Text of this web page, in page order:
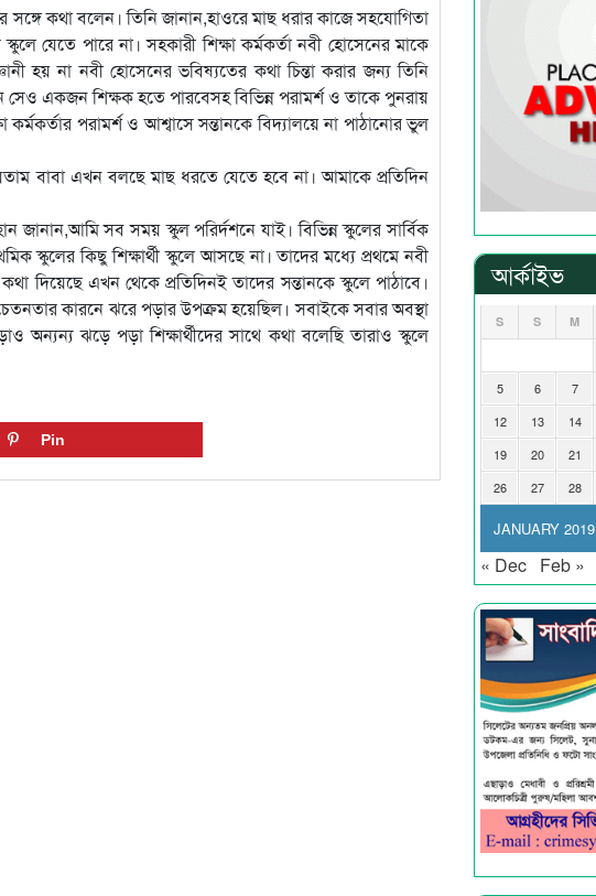
সঙ্গে কথা বলেন। তিনি জানান,হাওরে মাছ ধরার কাজে সহযোগিতা
যেতে পারে না। সহকারী শিক্ষা কর্মকর্তা নবী হোসেনের মাকে
হয় না নবী হোসেনের ভবিষ্যতের কথা চিন্তা করার জন্য তিনি
সেও একজন শিক্ষক হতে পারবেসহ বিভিন্ন পরামর্শ ও তাকে পুনরায়
পরামর্শ ও আশ্বাসে সন্তানকে বিদ্যালয়ে না পাঠানোর ভুল
বাবা এখন বলছে মাছ ধরতে যেতে হবে না। আমাকে প্রতিদিন
জানান,আমি সব সময় স্কুল পরির্দশনে যাই। বিভিন্ন স্কুলের সার্বিক
স্কুলের কিছু শিক্ষার্থী স্কুলে আসছে না। তাদের মধ্যে প্রথমে নবী
দিয়েছে এখন থেকে প্রতিদিনই তাদের সন্তানকে স্কুলে পাঠাবে।
কারনে ঝরে পড়ার উপক্রম হয়েছিল। সবাইকে সবার অবস্থা
অন্যন্য ঝড়ে পড়া শিক্ষার্থীদের সাথে কথা বলেছি তারাও স্কুলে
Pin
আর্কাইভ
JANUARY 2019
S S M
5
6 7
12
13 14
19
20 21
26
27 28
« Dec Feb »